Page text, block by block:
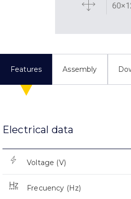
Features Assembly
Electrical data
Voltage (V)
Frecuency (Hz)